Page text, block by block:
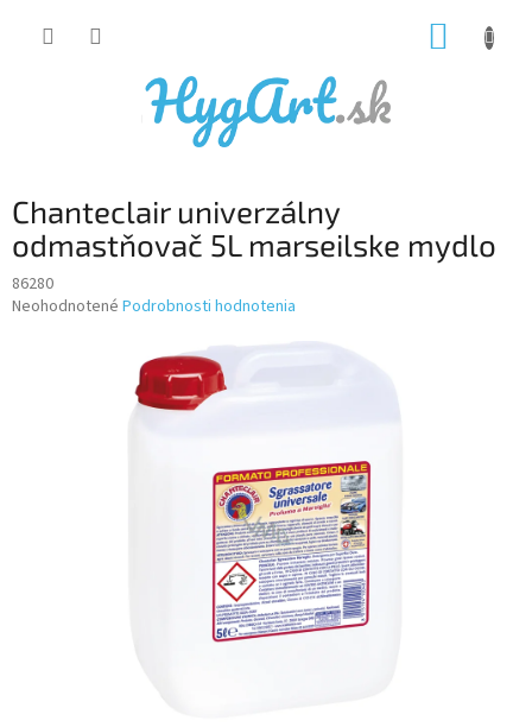
Chanteclair univerzálny
odmastňovač 5L marseilske mydlo
86280
Priemerné
Neohodnotené Podrobnosti hodnotenia